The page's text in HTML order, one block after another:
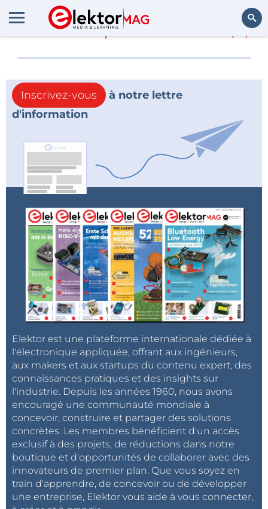
En savoir plus sur (0)
Inscrivez-vous
à notre lettre
d'information
Elektor est une plateforme internationale dédiée à
l'électronique appliquée, offrant aux ingénieurs,
aux makers et aux startups du contenu expert, des
connaissances pratiques et des insights sur
l'industrie. Depuis les années 1960, nous avons
encouragé une communauté mondiale à
concevoir, construire et partager des solutions
concrètes. Les membres bénéficient d'un accès
exclusif à des projets, de réductions dans notre
boutique et d'opportunités de collaborer avec des
innovateurs de premier plan. Que vous soyez en
train d'apprendre, de concevoir ou de développer
une entreprise, Elektor vous aide à vous connecter,